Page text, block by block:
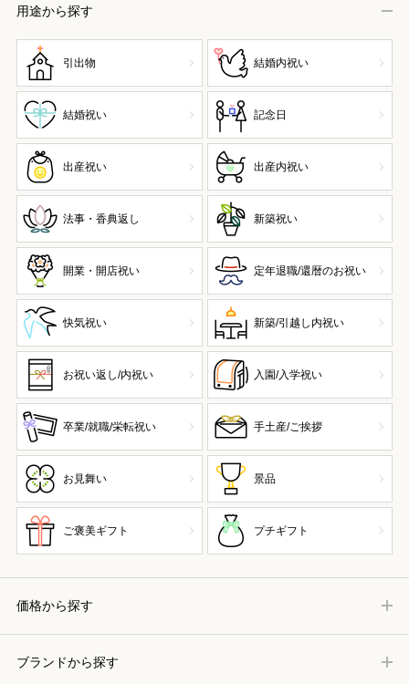
用途から探す
引出物 結婚内祝い
結婚祝い 記念日
出産祝い 出産内祝い
法事・香典返し 新築祝い
開業・開店祝い 定年退職/還暦のお祝い
快気祝い 新築/引越し内祝い
お祝い返し/内祝い 入園/入学祝い
卒業/就職/栄転祝い 手土産/ご挨拶
お見舞い 景品
ご褒美ギフト プチギフト
価格から探す
ブランドから探す